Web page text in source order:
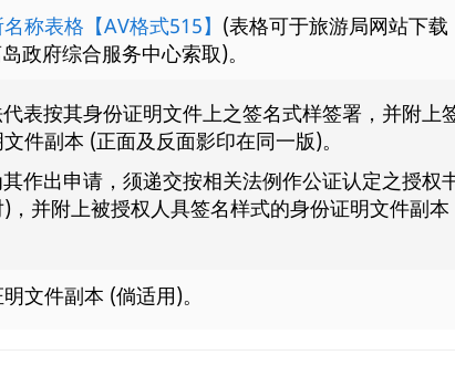
称表格【AV格式515】 (表格可于旅游局网站下载
政府综合服务中心索取)。
表按其身份证明文件上之签名式样签署，并附上
件副本 (正面及反面影印在同一版)。
作出申请，须递交按相关法例作公证认定之授权
，并附上被授权人具签名样式的身份证明文件副本
文件副本 (倘适用)。